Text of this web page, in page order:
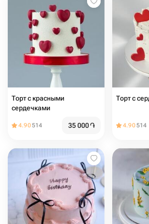
Торт с красными
сердечками
4.90514 35 000֏
Торт с
4.90514